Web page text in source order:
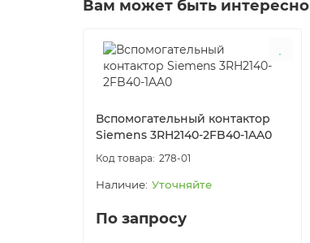
Вам может быть интересно
Вспомогательный контактор
Siemens 3RH2140-2FB40-1AA0
278-01
Уточняйте
По запросу